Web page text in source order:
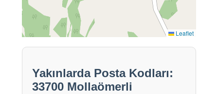
Leaflet
Yakınlarda Posta Kodları:
33700 Mollaömerli